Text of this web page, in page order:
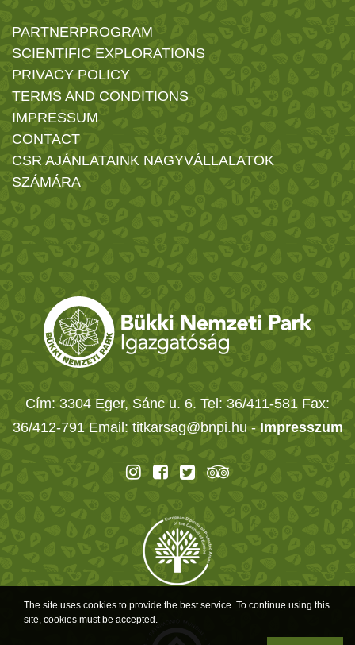
PARTNERPROGRAM
SCIENTIFIC EXPLORATIONS
PRIVACY POLICY
TERMS AND CONDITIONS
IMPRESSUM
CONTACT
CSR AJÁNLATAINK NAGYVÁLLALATOK
SZÁMÁRA
Cím: 3304 Eger, Sánc u. 6. Tel: 36/411-581 Fax:
36/412-791 Email: titkarsag@bnpi.hu - Impresszum
The site uses cookies to provide the best service. To continue using this
site, cookies must be accepted.